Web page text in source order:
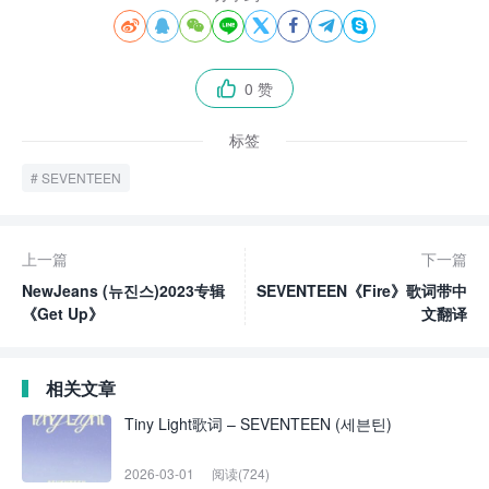
       
 0 赞
标签
SEVENTEEN
上一篇
NewJeans (뉴진스)2023专辑
《Get Up》
下一篇
SEVENTEEN《Fire》歌词带中
文翻译
相关文章
Tiny Light歌词 – SEVENTEEN (세븐틴)
2026-03-01 阅读(724)